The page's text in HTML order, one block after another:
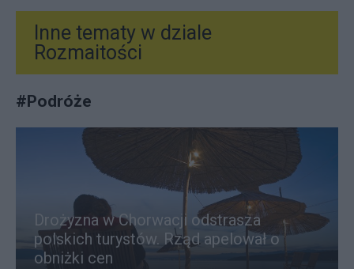
Inne tematy w dziale
Rozmaitości
#Podróże
Drożyzna w Chorwacji odstrasza
polskich turystów. Rząd apelował o
obniżki cen